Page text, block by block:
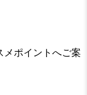
メポイントへご案